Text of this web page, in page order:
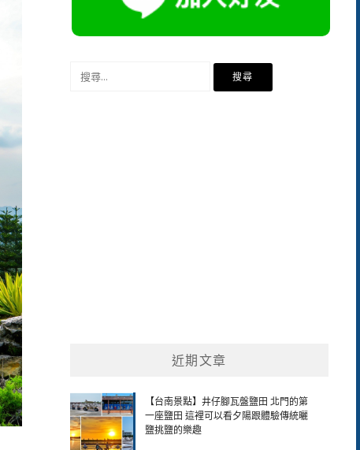
近期文章
【台南景點】井仔腳瓦盤鹽田 北門的第
一座鹽田 這裡可以看夕陽跟體驗傳統曬
鹽挑鹽的樂趣